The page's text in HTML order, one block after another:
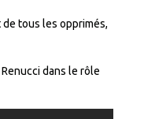
tous les opprimés,
dans le rôle